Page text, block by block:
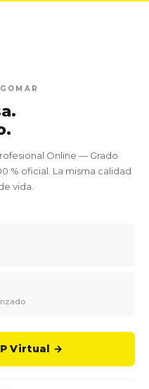
Online — Grado
% oficial. La misma calidad
vida.
Virtual →